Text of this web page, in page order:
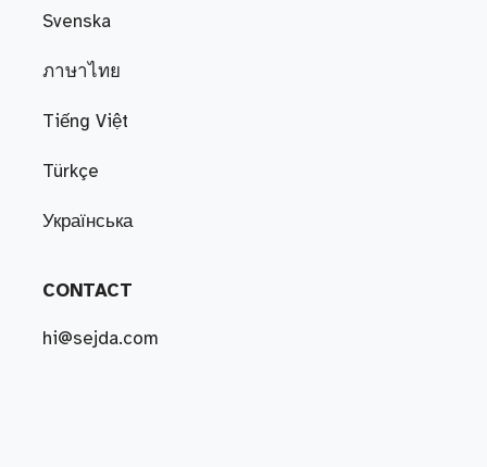
Svenska
ภาษาไทย
Tiếng Việt
Türkçe
Українська
CONTACT
hi@sejda.com